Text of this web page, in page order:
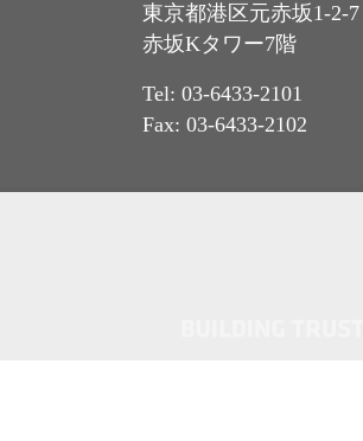
東京都港区元赤坂1-2-7
赤坂Kタワー7階
Tel: 03-6433-2101
Fax: 03-6433-2102